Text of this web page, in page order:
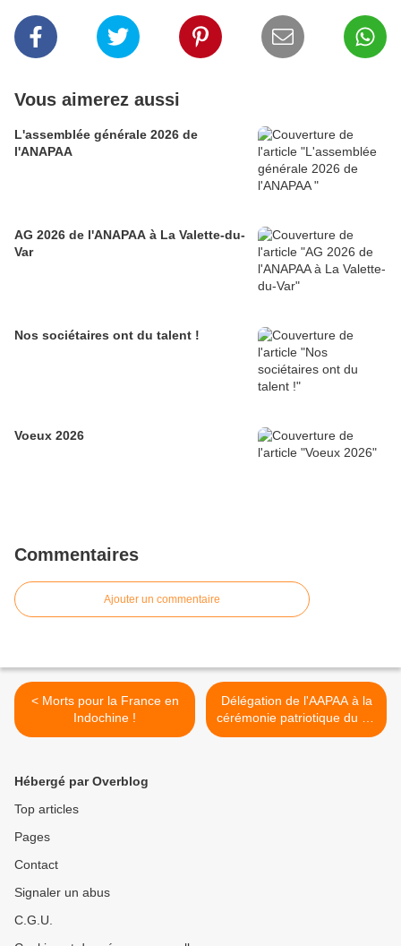
Vous aimerez aussi
L'assemblée générale 2026 de
l'ANAPAA
AG 2026 de l'ANAPAA à La Valette-du-
Var
Nos sociétaires ont du talent !
Voeux 2026
Commentaires
Ajouter un commentaire
< Morts pour la France en
Indochine !
Délégation de l'AAPAA à la
cérémonie patriotique du 18
juin 2023 à La Couarde-
Hébergé par Overblog
Top articles
Pages
Contact
Signaler un abus
C.G.U.